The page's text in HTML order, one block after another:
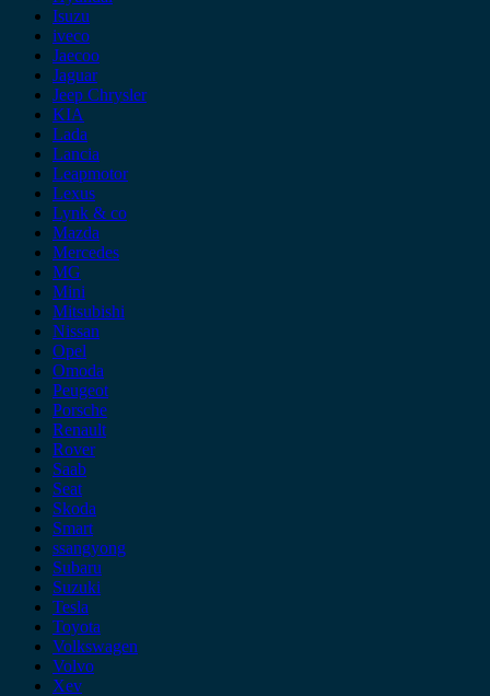
Isuzu
iveco
Jaecoo
Jaguar
Jeep Chrysler
KIA
Lada
Lancia
Leapmotor
Lexus
Lynk & co
Mazda
Mercedes
MG
Mini
Mitsubishi
Nissan
Opel
Omoda
Peugeot
Porsche
Renault
Rover
Saab
Seat
Skoda
Smart
ssangyong
Subaru
Suzuki
Tesla
Toyota
Volkswagen
Volvo
Xev